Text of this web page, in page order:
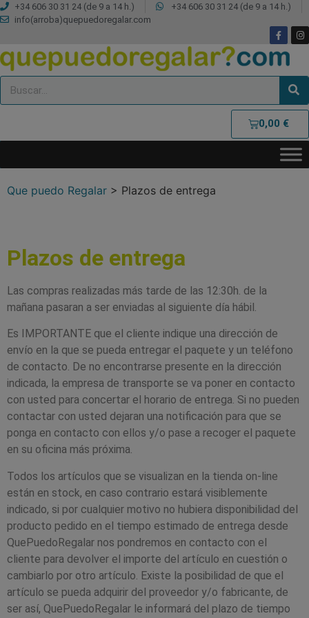
+34 606 30 31 24 (de 9 a 14 h.)
+34 606 30 31 24 (de 9 a 14 h.)
info(arroba)quepuedoregalar.com
0,00 €
Que puedo Regalar > Plazos de entrega
Plazos de entrega
Las compras realizadas más tarde de las 12:30h. de la
mañana pasaran a ser enviadas al siguiente día hábil.
Es IMPORTANTE que el cliente indique una dirección de
envío en la que se pueda entregar el paquete y un teléfono
de contacto. De no encontrarse presente en la dirección
indicada, la empresa de transporte se va poner en contacto
con usted para concertar el horario de entrega. Si no pueden
contactar con usted dejaran una notificación para que se
ponga en contacto con ellos y/o pase a recoger el paquete
en su oficina más próxima.
Todos los artículos que se visualizan en la tienda on-line
están en stock, en caso contrario estará visiblemente
indicado, si por cualquier motivo no hubiera disponibilidad del
producto pedido en el tiempo estimado de entrega desde
QuePuedoRegalar nos pondremos en contacto con el
cliente para devolver el importe del artículo en cuestión o
cambiarlo por otro artículo. Existe la posibilidad de que el
artículo se pueda adquirir del proveedor y/o fabricante, de
ser así, QuePuedoRegalar le informará del plazo de tiempo